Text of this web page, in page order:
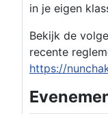
in je eigen
Bekijk de
recente
https://